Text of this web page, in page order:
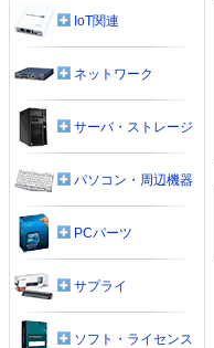
IoT関連
ネットワーク
サーバ・ストレージ
パソコン・周辺機器
PCパーツ
サプライ
ソフト・ライセンス